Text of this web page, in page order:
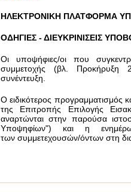
ΗΛΕΚΤΡΟΝΙΚΗ ΠΛΑΤΦΟΡΜΑ
ΟΔΗΓΙΕΣ - ΔΙΕΥΚΡΙΝΙΣΕΙΣ
Οι υποψήφιες/οι που
συμμετοχής (βλ. Προκήρυξη
συνέντευξη.
Ο ειδικότερος προγραμματισμός
της Επιτροπής Επιλογής
αναρτώνται στην παρούσα
Υποψηφίων") και η
των συμμετεχουσών/όντων στη